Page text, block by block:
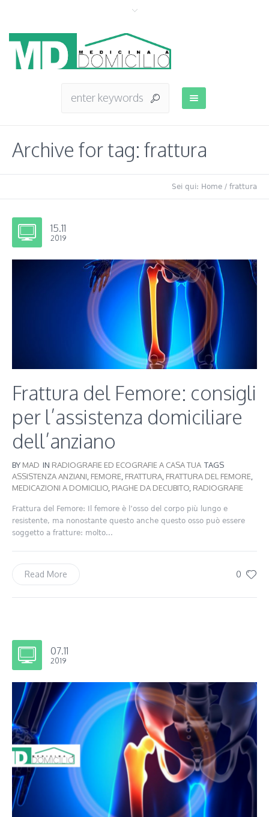
Archive for tag: frattura
Sei qui: Home / frattura
15.11
2019
Frattura del Femore: consigli
per l’assistenza domiciliare
dell’anziano
BY MAD IN RADIOGRAFIE ED ECOGRAFIE A CASA TUA TAGS
ASSISTENZA ANZIANI, FEMORE, FRATTURA, FRATTURA DEL FEMORE,
MEDICAZIONI A DOMICILIO, PIAGHE DA DECUBITO, RADIOGRAFIE
Frattura del Femore: Il femore è l’osso del corpo più lungo e
resistente, ma nonostante questo anche questo osso può essere
soggetto a fratture: molto...
0
Read More
07.11
2019